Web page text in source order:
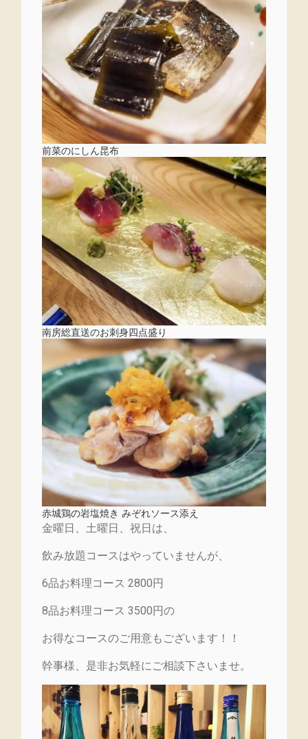
前菜のにしん昆布
南房総直送のお刺身四点盛り
赤城鶏の岩塩焼き みぞれソース添え
金曜日、土曜日、祝日は、
飲み放題コースはやっていませんが、
6品お料理コース 2800円
8品お料理コース 3500円の
お得なコースのご用意もございます！！
幹事様、是非お気軽にご相談下さいませ。